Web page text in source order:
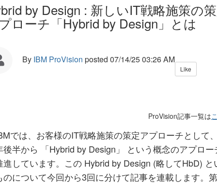
by Design : 新しいIT戦略施策の
ローチ「Hybrid by Design」とは
By IBM ProVision posted 07/14/25 03:26 AM
Like
ProVision記事一覧は
では、お客様のIT戦略施策の策定アプローチとして
後半から 「Hybrid by Design」 という概念のアプロー
進しています。この Hybrid by Design (略してHbD) と
のについて今回から3回に分けて記事を連載します。